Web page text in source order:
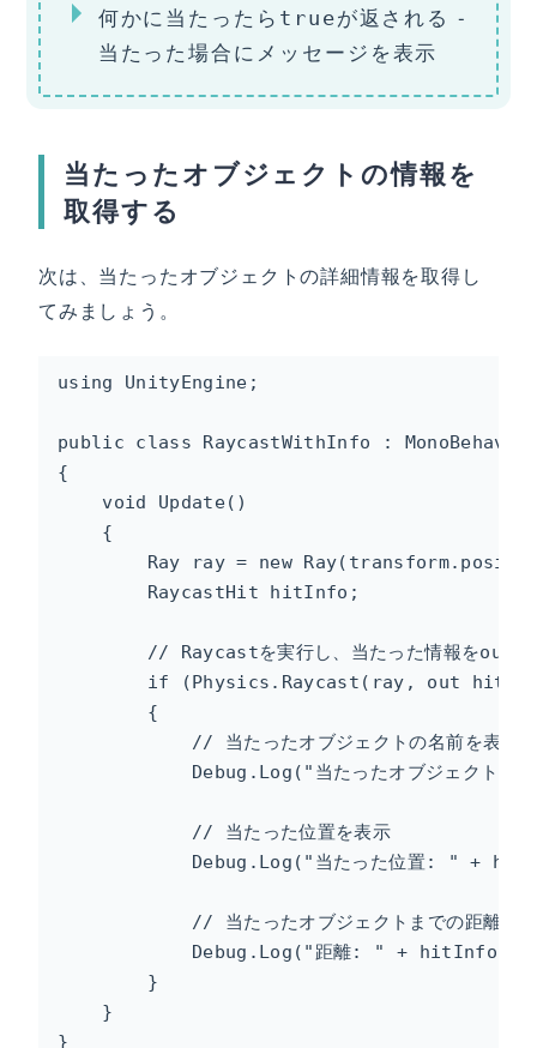
何かに当たったら trueが返される -
当たった場合にメッセージを表示
当たったオブジェクトの情報を
取得する
次は、当たったオブジェクトの詳細情報を取得し
てみましょう。
using UnityEngine;
public class RaycastWithInfo :
{
    void Update()
    {
Ray ray = new
        RaycastHit hitInfo;
// Raycastを実行し、当たった情報をout
if (Physics.Raycast(ray, out
        {
            // 当たったオブジェクトの名前を表示
Debug.Log("当たったオブジェクト
            // 当たった位置を表示
Debug.Log("当たった位置: " +
// 当たったオブジェクトまでの距離を
Debug.Log("距離: " +
        }
    }
}